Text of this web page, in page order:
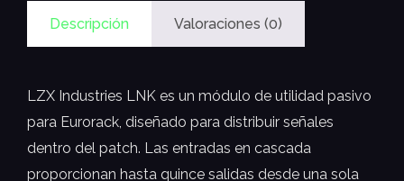
Descripción Valoraciones (0)
LZX Industries LNK es un módulo de utilidad pasivo
para Eurorack, diseñado para distribuir señales
dentro del patch. Las entradas en cascada
proporcionan hasta quince salidas desde una sola